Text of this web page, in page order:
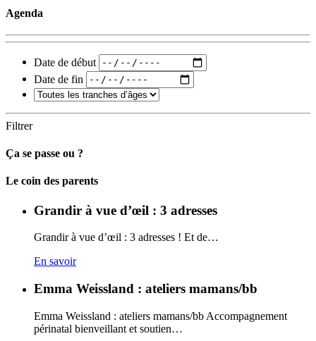
Agenda
Date de début
Date de fin
Filtrer
Ça se passe ou ?
Carto
Le coin des parents
Grandir à vue d’œil : 3 adresses
Grandir à vue d’œil : 3 adresses ! Et de…
En savoir
Emma Weissland : ateliers mamans/bb
Emma Weissland : ateliers mamans/bb Accompagnement
périnatal bienveillant et soutien…